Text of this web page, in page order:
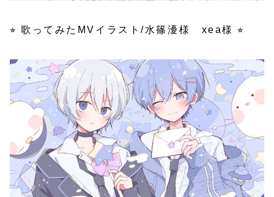
⭐︎ 歌ってみたMVイラスト/水篠瀀様 xea様 ⭐︎